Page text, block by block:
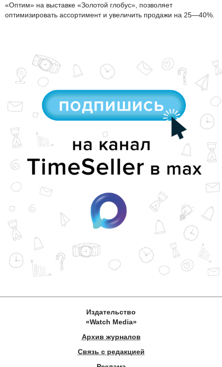
«Оптим» на выставке «Золотой глобус», позволяет
оптимизировать ассортимент и увеличить продажи на 25—40%.
Издательство
«Watch Media»
Архив журналов
Связь с редакцией